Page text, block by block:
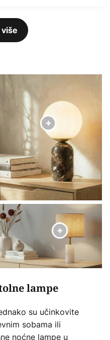
lampe
su učinkovite
sobama ili
noćne lampe u